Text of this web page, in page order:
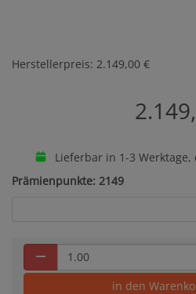
Herstellerpreis: 2.149,00 €
Lieferbar in 1-3
Prämienpunkte: 2149
in den